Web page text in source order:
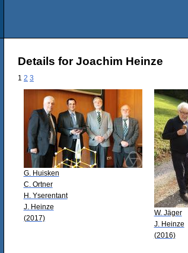
Details for Joachim Heinze
1 2 3
G. Huisken
C. Ortner
H. Yserentant
J. Heinze
(2017)
W. Jäger
J. Heinze
(2016)